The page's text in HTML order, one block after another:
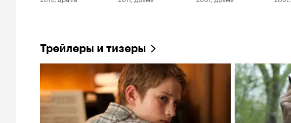
Трейлеры и тизеры